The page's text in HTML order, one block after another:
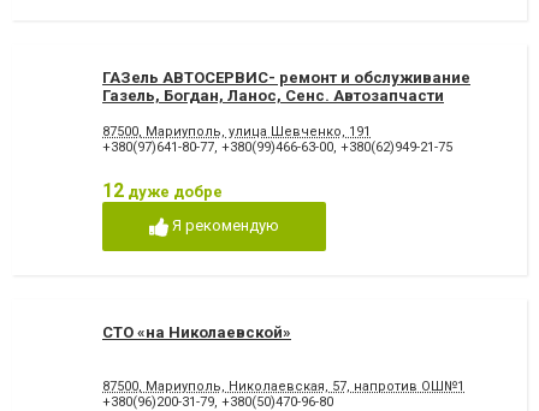
ГАЗель АВТОСЕРВИС- ремонт и обслуживание
Газель, Богдан, Ланос, Сенс. Автозапчасти
87500, Мариуполь, улица Шевченко, 191
+380(97)641-80-77, +380(99)466-63-00, +380(62)949-21-75
12 дуже добре
Я рекомендую
СТО «на Николаевской»
87500, Мариуполь, Николаевская, 57, напротив ОШ№1
+380(96)200-31-79, +380(50)470-96-80